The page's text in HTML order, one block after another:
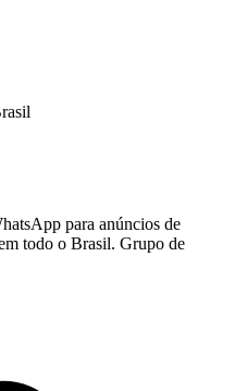
para anúncios de
todo o Brasil. Grupo de